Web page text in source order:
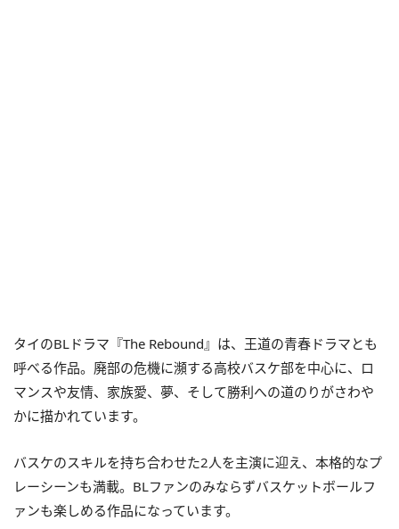
タイのBLドラマ『The Rebound』は、王道の青春ドラマとも
呼べる作品。廃部の危機に瀕する高校バスケ部を中心に、ロ
マンスや友情、家族愛、夢、そして勝利への道のりがさわや
かに描かれています。
バスケのスキルを持ち合わせた2人を主演に迎え、本格的なプ
レーシーンも満載。BLファンのみならずバスケットボールフ
ァンも楽しめる作品になっています。